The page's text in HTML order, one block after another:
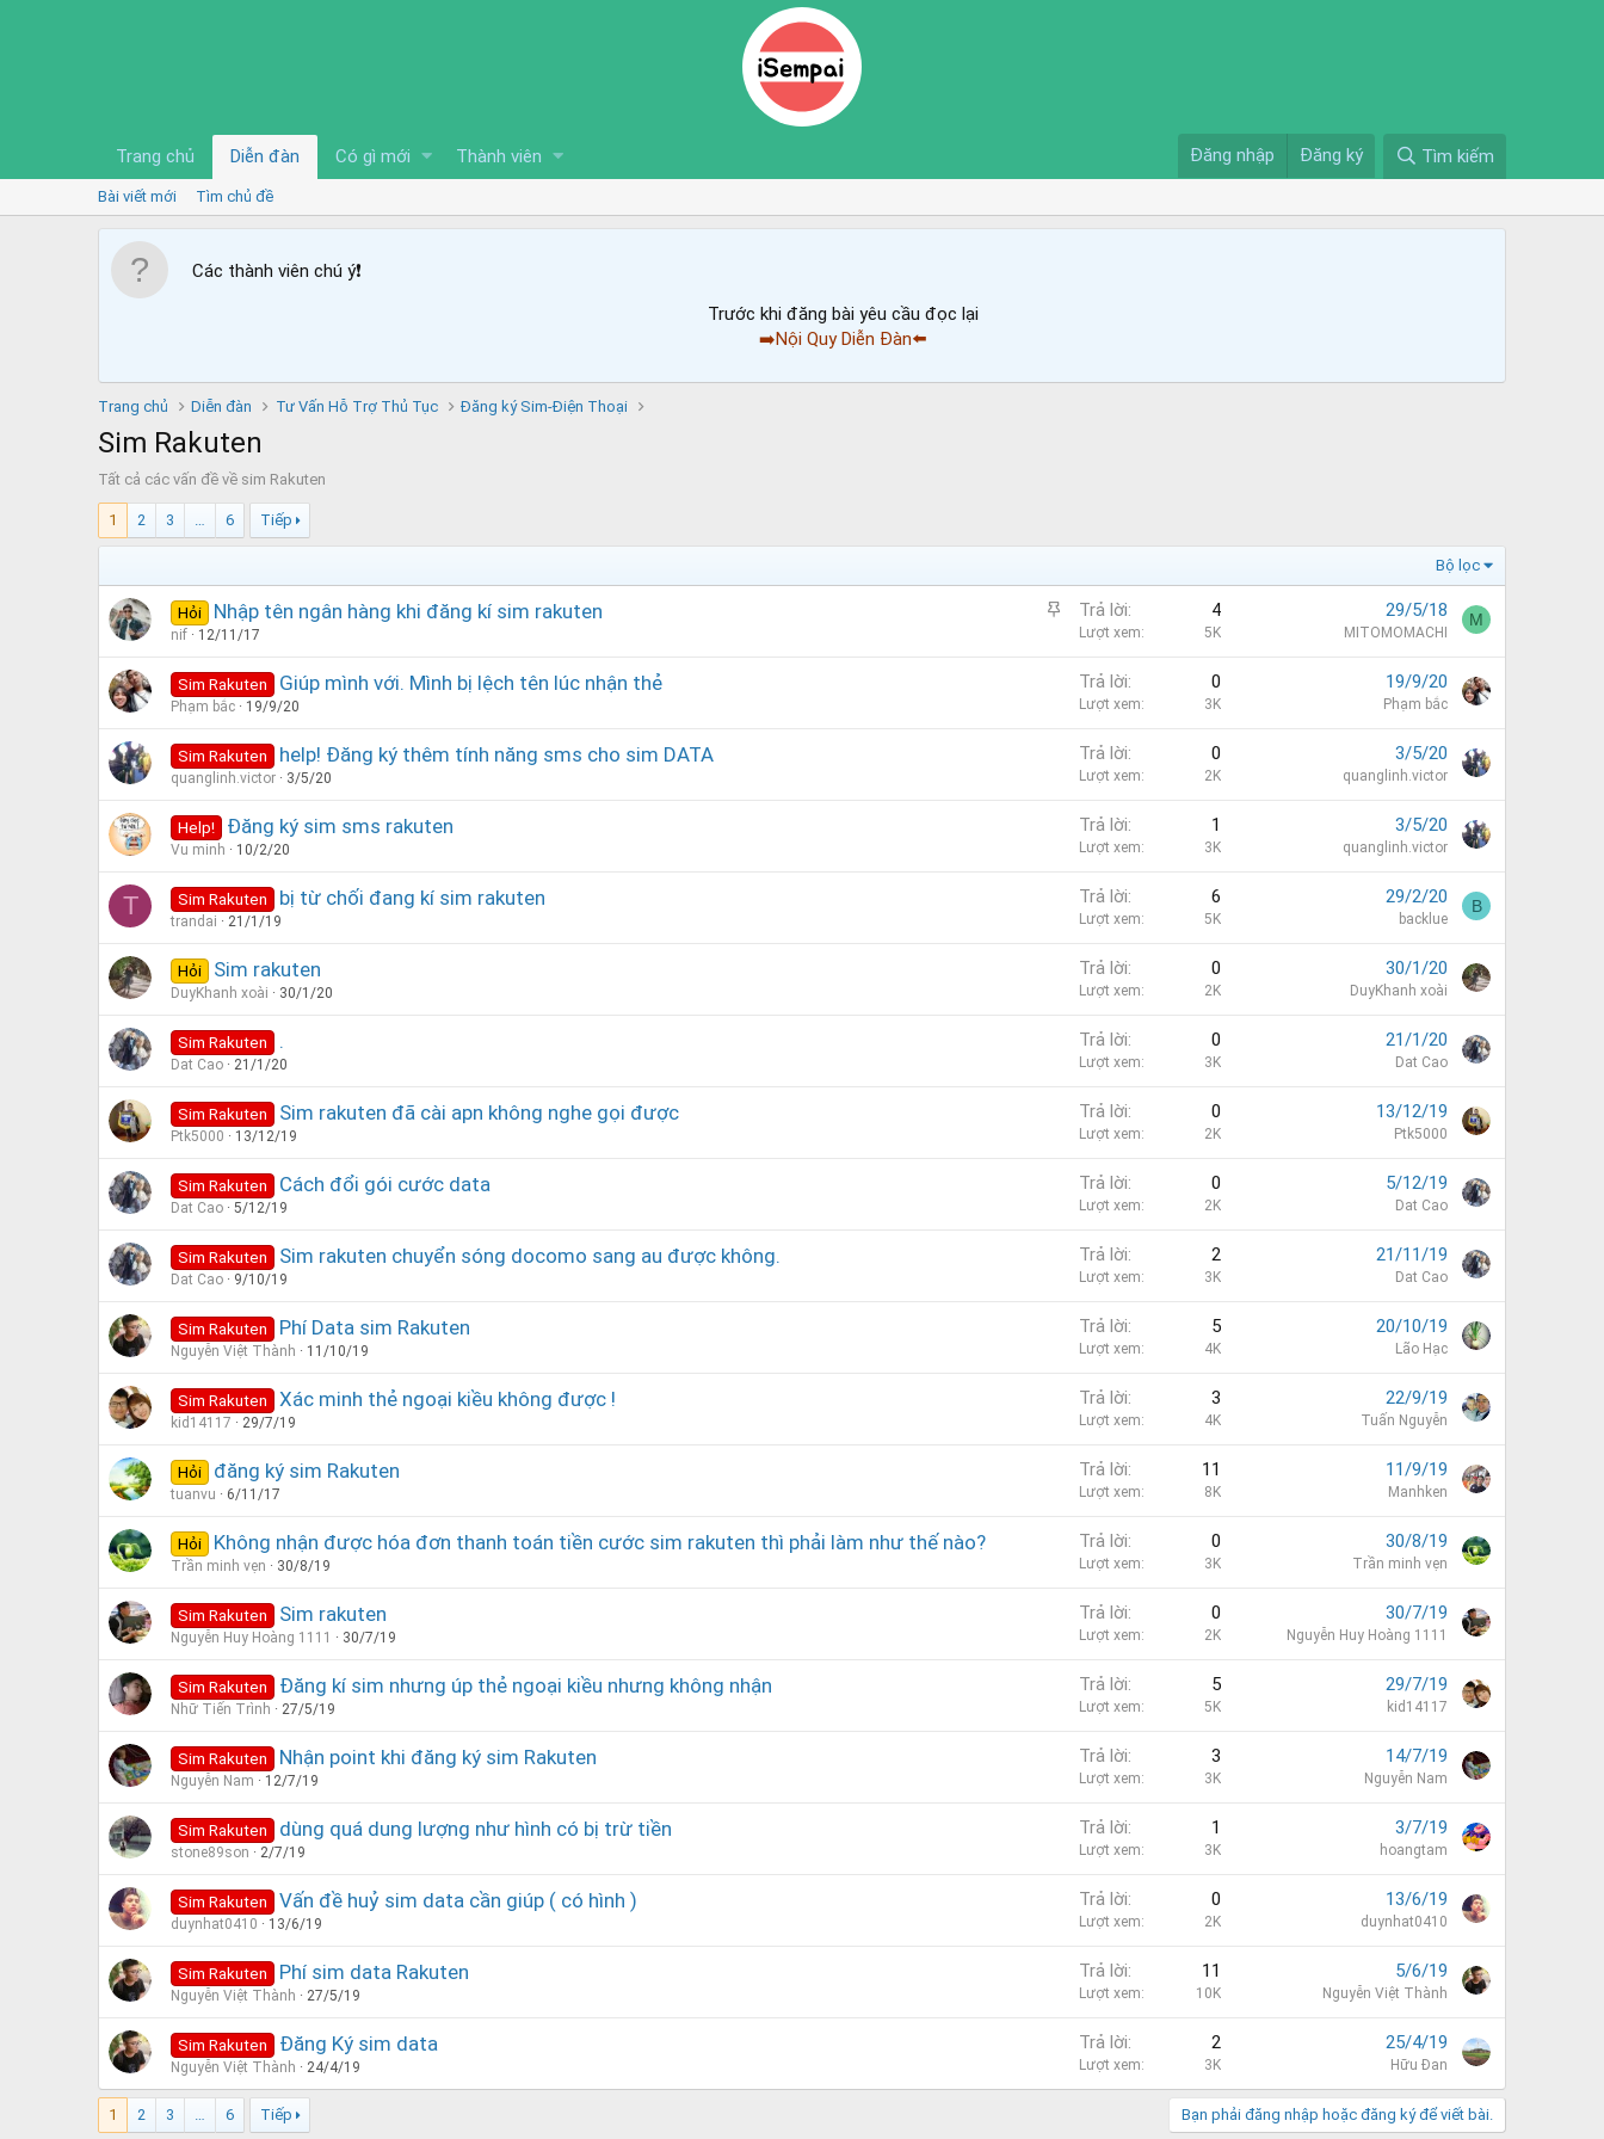
Trang chủ Diễn đàn Có gì mới Thành viên Đăng nhập Đăng ký Tìm kiếm
Bài viết mới Tìm chủ đề
Các thành viên chú ý❗️
Trước khi đăng bài yêu cầu đọc lại
➡️Nội Quy Diễn Đàn⬅️
Trang chủ Diễn đàn Tư Vấn Hỗ Trợ Thủ Tục Đăng ký Sim-Điện Thoại
Sim Rakuten
Tất cả các vấn đề về sim Rakuten
1 2 3 … 6 Tiếp
Bộ lọc
G
Hỏi Nhập tên ngân hàng khi đăng kí sim rakuten
nif 12/11/17
Trả lời 4
Lượt xem 5K
29/5/18
MITOMOMACHI
M
Sim Rakuten Giúp mình với. Mình bị lệch tên lúc nhận thẻ
Phạm bắc 19/9/20
Trả lời 0
Lượt xem 3K
19/9/20
Phạm bắc
Sim Rakuten help! Đăng ký thêm tính năng sms cho sim DATA
quanglinh.victor 3/5/20
Trả lời 0
Lượt xem 2K
3/5/20
quanglinh.victor
Help! Đăng ký sim sms rakuten
Vu minh 10/2/20
Trả lời 1
Lượt xem 3K
3/5/20
quanglinh.victor
T Sim Rakuten bị từ chối đang kí sim rakuten
trandai 21/1/19
Trả lời 6
Lượt xem 5K
29/2/20
backlue
B
Hỏi Sim rakuten
DuyKhanh xoài 30/1/20
Trả lời 0
Lượt xem 2K
30/1/20
DuyKhanh xoài
Sim Rakuten .
Dat Cao 21/1/20
Trả lời 0
Lượt xem 3K
21/1/20
Dat Cao
Sim Rakuten Sim rakuten đã cài apn không nghe gọi được
Ptk5000 13/12/19
Trả lời 0
Lượt xem 2K
13/12/19
Ptk5000
Sim Rakuten Cách đổi gói cước data
Dat Cao 5/12/19
Trả lời 0
Lượt xem 2K
5/12/19
Dat Cao
Sim Rakuten Sim rakuten chuyển sóng docomo sang au được không.
Dat Cao 9/10/19
Trả lời 2
Lượt xem 3K
21/11/19
Dat Cao
Sim Rakuten Phí Data sim Rakuten
Nguyễn Việt Thành 11/10/19
Trả lời 5
Lượt xem 4K
20/10/19
Lão Hạc
Sim Rakuten Xác minh thẻ ngoại kiều không được !
kid14117 29/7/19
Trả lời 3
Lượt xem 4K
22/9/19
Tuấn Nguyễn
Hỏi đăng ký sim Rakuten
tuanvu 6/11/17
Trả lời 11
Lượt xem 8K
11/9/19
Manhken
Hỏi Không nhận được hóa đơn thanh toán tiền cước sim rakuten thì phải làm như thế nào?
Trần minh vẹn 30/8/19
Trả lời 0
Lượt xem 3K
30/8/19
Trần minh vẹn
Sim Rakuten Sim rakuten
Nguyễn Huy Hoàng 1111 30/7/19
Trả lời 0
Lượt xem 2K
30/7/19
Nguyễn Huy Hoàng 1111
Sim Rakuten Đăng kí sim nhưng úp thẻ ngoại kiều nhưng không nhận
Nhữ Tiến Trình 27/5/19
Trả lời 5
Lượt xem 5K
29/7/19
kid14117
Sim Rakuten Nhận point khi đăng ký sim Rakuten
Nguyễn Nam 12/7/19
Trả lời 3
Lượt xem 3K
14/7/19
Nguyễn Nam
Sim Rakuten dùng quá dung lượng như hình có bị trừ tiền
stone89son 2/7/19
Trả lời 1
Lượt xem 3K
3/7/19
hoangtam
Sim Rakuten Vấn đề huỷ sim data cần giúp ( có hình )
duynhat0410 13/6/19
Trả lời 0
Lượt xem 2K
13/6/19
duynhat0410
Sim Rakuten Phí sim data Rakuten
Nguyễn Việt Thành 27/5/19
Trả lời 11
Lượt xem 10K
5/6/19
Nguyễn Việt Thành
Sim Rakuten Đăng Ký sim data
Nguyễn Việt Thành 24/4/19
Trả lời 2
Lượt xem 3K
25/4/19
Hữu Đan
1 2 3 … 6 Tiếp Bạn phải đăng nhập hoặc đăng ký để viết bài.